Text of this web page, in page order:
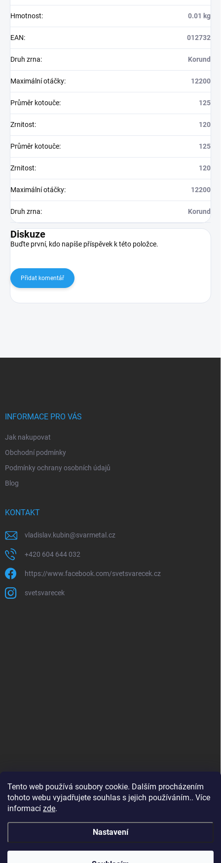
Tento web používá soubory cookie. Dalším procházením
tohoto webu vyjadřujete souhlas s jejich používáním.. Více
informací zde.
Nastavení
Hmotnost: 0.01 kg
EAN: 012732
Druh zrna: Korund
Maximální otáčky: 12200
Průměr kotouče: 125
Zrnitost: 120
Průměr kotouče: 125
Zrnitost: 120
Maximální otáčky: 12200
Druh zrna: Korund
Diskuze
Buďte první, kdo napíše příspěvek k této položce.
Přidat komentář
INFORMACE PRO VÁS
Jak nakupovat
Obchodní podmínky
Podmínky ochrany osobních údajů
Blog
KONTAKT
vladislav.kubin@svarmetal.cz
+420 604 644 032
https://www.facebook.com/svetsvarecek.cz
svetsvarecek
SvětSvářeček.cz . Všechna práva vyhrazena.